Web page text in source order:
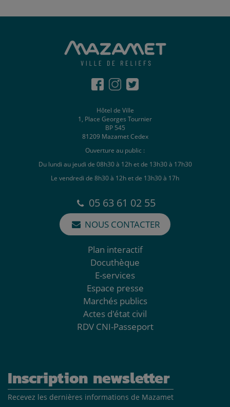
Hôtel de Ville
1, Place Georges Tournier
BP 545
81209 Mazamet Cedex
Ouverture au public :
Du lundi au jeudi de 08h30 à 12h et de 13h30 à 17h30
Le vendredi de 8h30 à 12h et de 13h30 à 17h
05 63 61 02 55
NOUS CONTACTER
Plan interactif
Docuthèque
E-services
Espace presse
Marchés publics
Actes d'état civil
RDV CNI-Passeport
Inscription newsletter
Recevez les dernières informations de Mazamet